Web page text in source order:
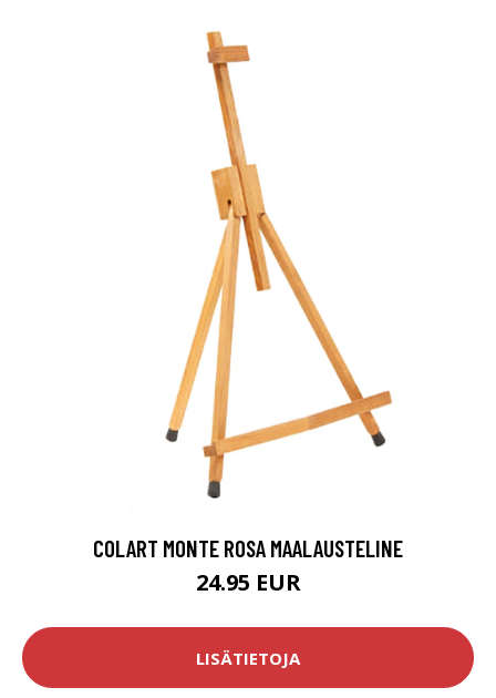
COLART MONTE ROSA MAALAUSTELINE
24.95 EUR
LISÄTIETOJA